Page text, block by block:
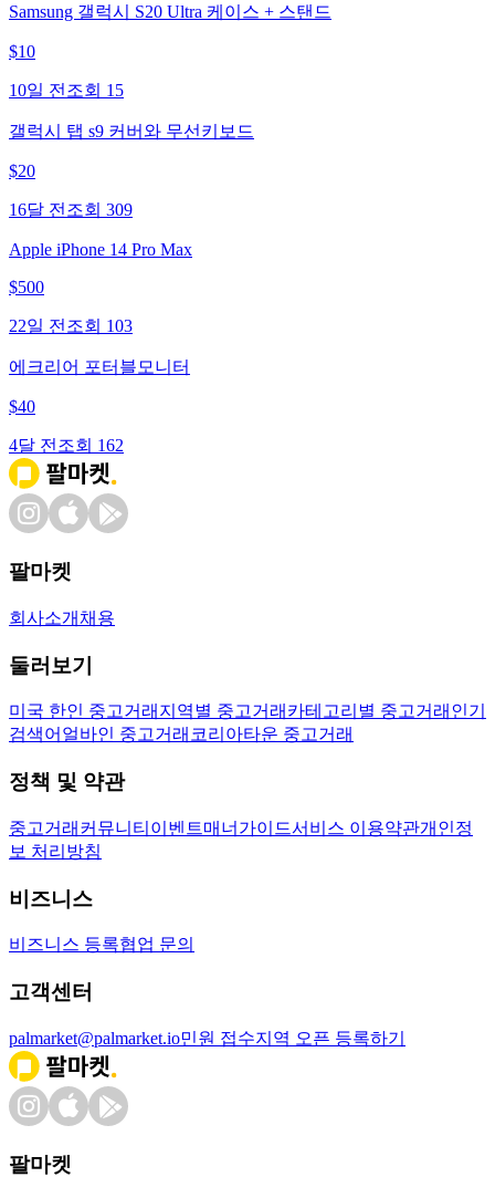
Samsung 갤럭시 S20 Ultra 케이스 + 스탠드
$10
10일 전 조회 15
갤럭시 탭 s9 커버와 무선키보드
$20
16달 전 조회 309
Apple iPhone 14 Pro Max
$500
22일 전 조회 103
에크리어 포터블모니터
$40
4달 전 조회 162
팔마켓
회사소개 채용
둘러보기
미국 한인 중고거래 지역별 중고거래 카테고리별 중고거래 인기
검색어 얼바인 중고거래 코리아타운 중고거래
정책 및 약관
중고거래 커뮤니티 이벤트매너가이드서비스 이용약관개인정
보 처리방침
비즈니스
비즈니스 등록협업 문의
고객센터
palmarket@palmarket.io민원 접수지역 오픈 등록하기
팔마켓